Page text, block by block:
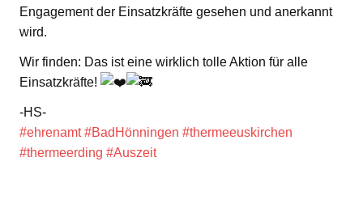
Engagement der Einsatzkräfte gesehen und anerkannt
wird.
Wir finden: Das ist eine wirklich tolle Aktion für alle
Einsatzkräfte!
-HS-
#ehrenamt #BadHönningen #thermeeuskirchen
#thermeerding #Auszeit